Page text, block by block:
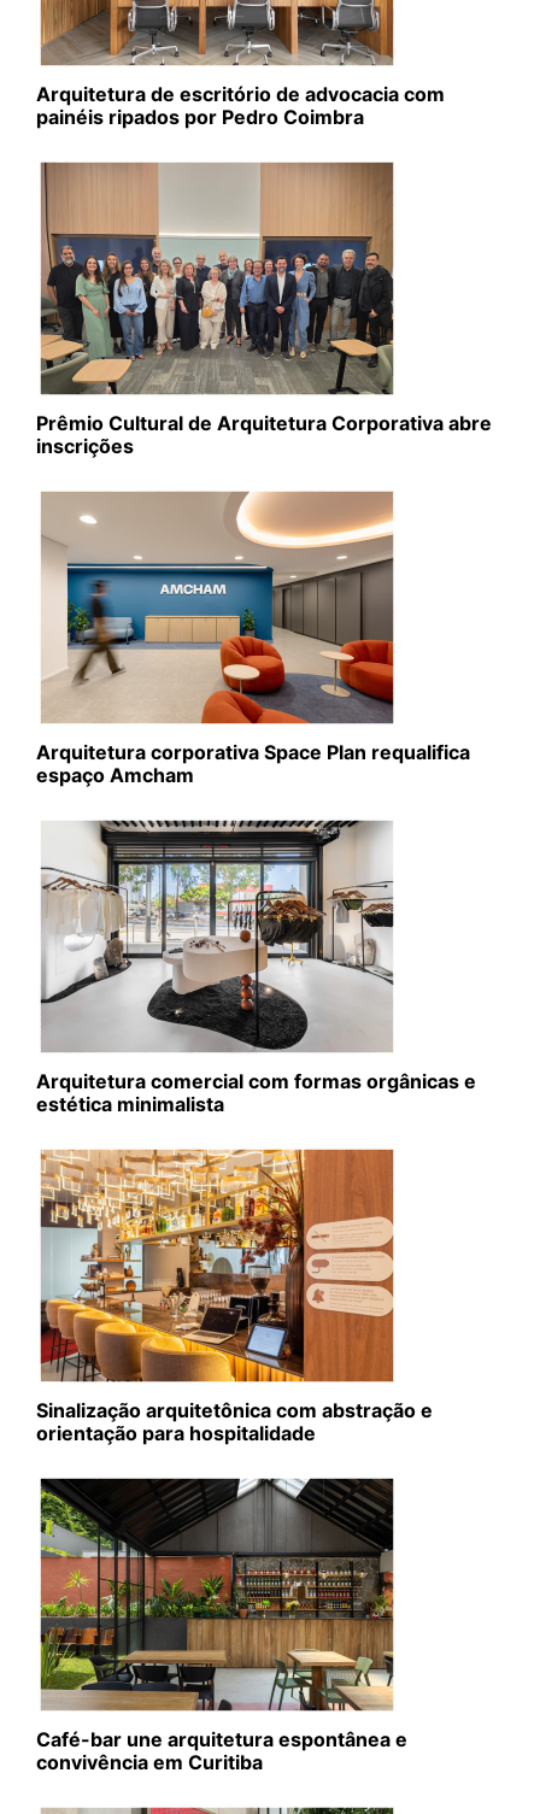
Arquitetura de escritório de advocacia com
painéis ripados por Pedro Coimbra
Prêmio Cultural de Arquitetura Corporativa abre
inscrições
Arquitetura corporativa Space Plan requalifica
espaço Amcham
Arquitetura comercial com formas orgânicas e
estética minimalista
Sinalização arquitetônica com abstração e
orientação para hospitalidade
Café-bar une arquitetura espontânea e
convivência em Curitiba